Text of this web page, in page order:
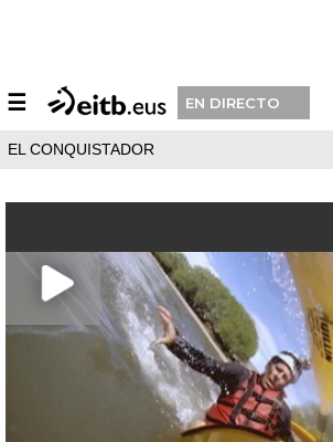
☰ EN DIRECTO
EL CONQUISTADOR